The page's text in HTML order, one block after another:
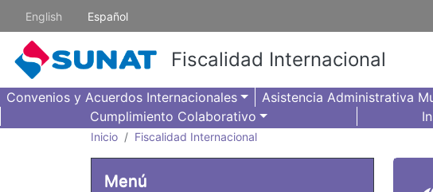
Pasar al contenido principal
English Español
Fiscalidad Internacional
Convenios y Acuerdos Internacionales Asistencia Administrativa
Cumplimiento Colaborativo
Inicio Fiscalidad Internacional
Menú